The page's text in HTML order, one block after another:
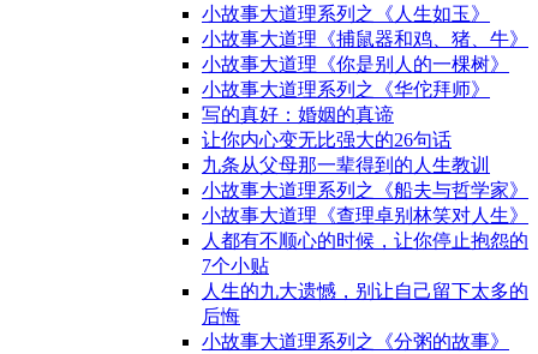
小故事大道理系列之《人生如玉》
小故事大道理《捕鼠器和鸡、猪、牛》
小故事大道理《你是别人的一棵树》
小故事大道理系列之《华佗拜师》
写的真好：婚姻的真谛
让你内心变无比强大的26句话
九条从父母那一辈得到的人生教训
小故事大道理系列之《船夫与哲学家》
小故事大道理《查理卓别林笑对人生》
人都有不顺心的时候，让你停止抱怨的
7个小贴
人生的九大遗憾，别让自己留下太多的
后悔
小故事大道理系列之《分粥的故事》